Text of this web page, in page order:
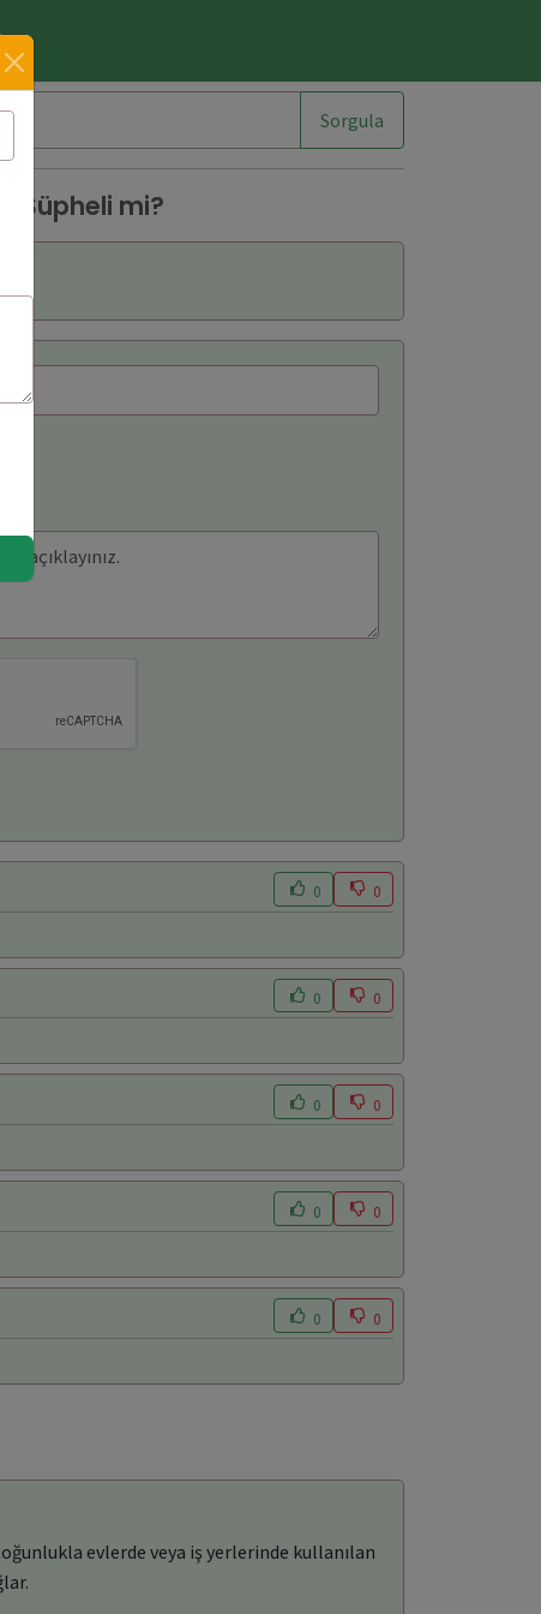
Sorgula
Şüpheli mi?
0 0
0 0
0 0
0 0
0 0
evlerde veya iş yerlerinde kullanılan